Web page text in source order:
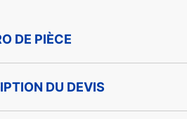
DE PIÈCE
DU DEVIS